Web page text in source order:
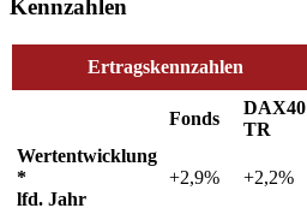
Kennzahlen
Ertragskennzahlen
Fonds
DAX40
TR
Wertentwicklung
*
lfd. Jahr
+2,9% +2,2%